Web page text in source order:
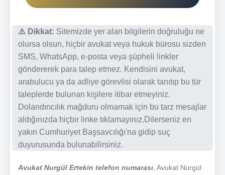
⚠️ Dikkat: Sitemizde yer alan bilgilerin doğruluğu ne
olursa olsun, hiçbir avukat veya hukuk bürosu sizden
SMS, WhatsApp, e-posta veya şüpheli linkler
göndererek para talep etmez. Kendisini avukat,
arabulucu ya da adliye görevlisi olarak tanıtıp bu tür
taleplerde bulunan kişilere itibar etmeyiniz.
Dolandırıcılık mağduru olmamak için bu tarz mesajlar
aldığınızda hiçbir linke tıklamayınız.Dilerseniz en
yakın Cumhuriyet Başsavcılığı'na gidip suç
duyurusunda bulunabilirsiniz.
Avukat Nurgül Ertekin telefon numarası , Avukat Nurgül